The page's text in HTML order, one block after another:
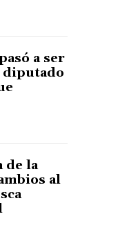
a ser
diputado
de la
al